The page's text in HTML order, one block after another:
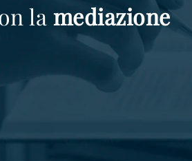
la mediazione